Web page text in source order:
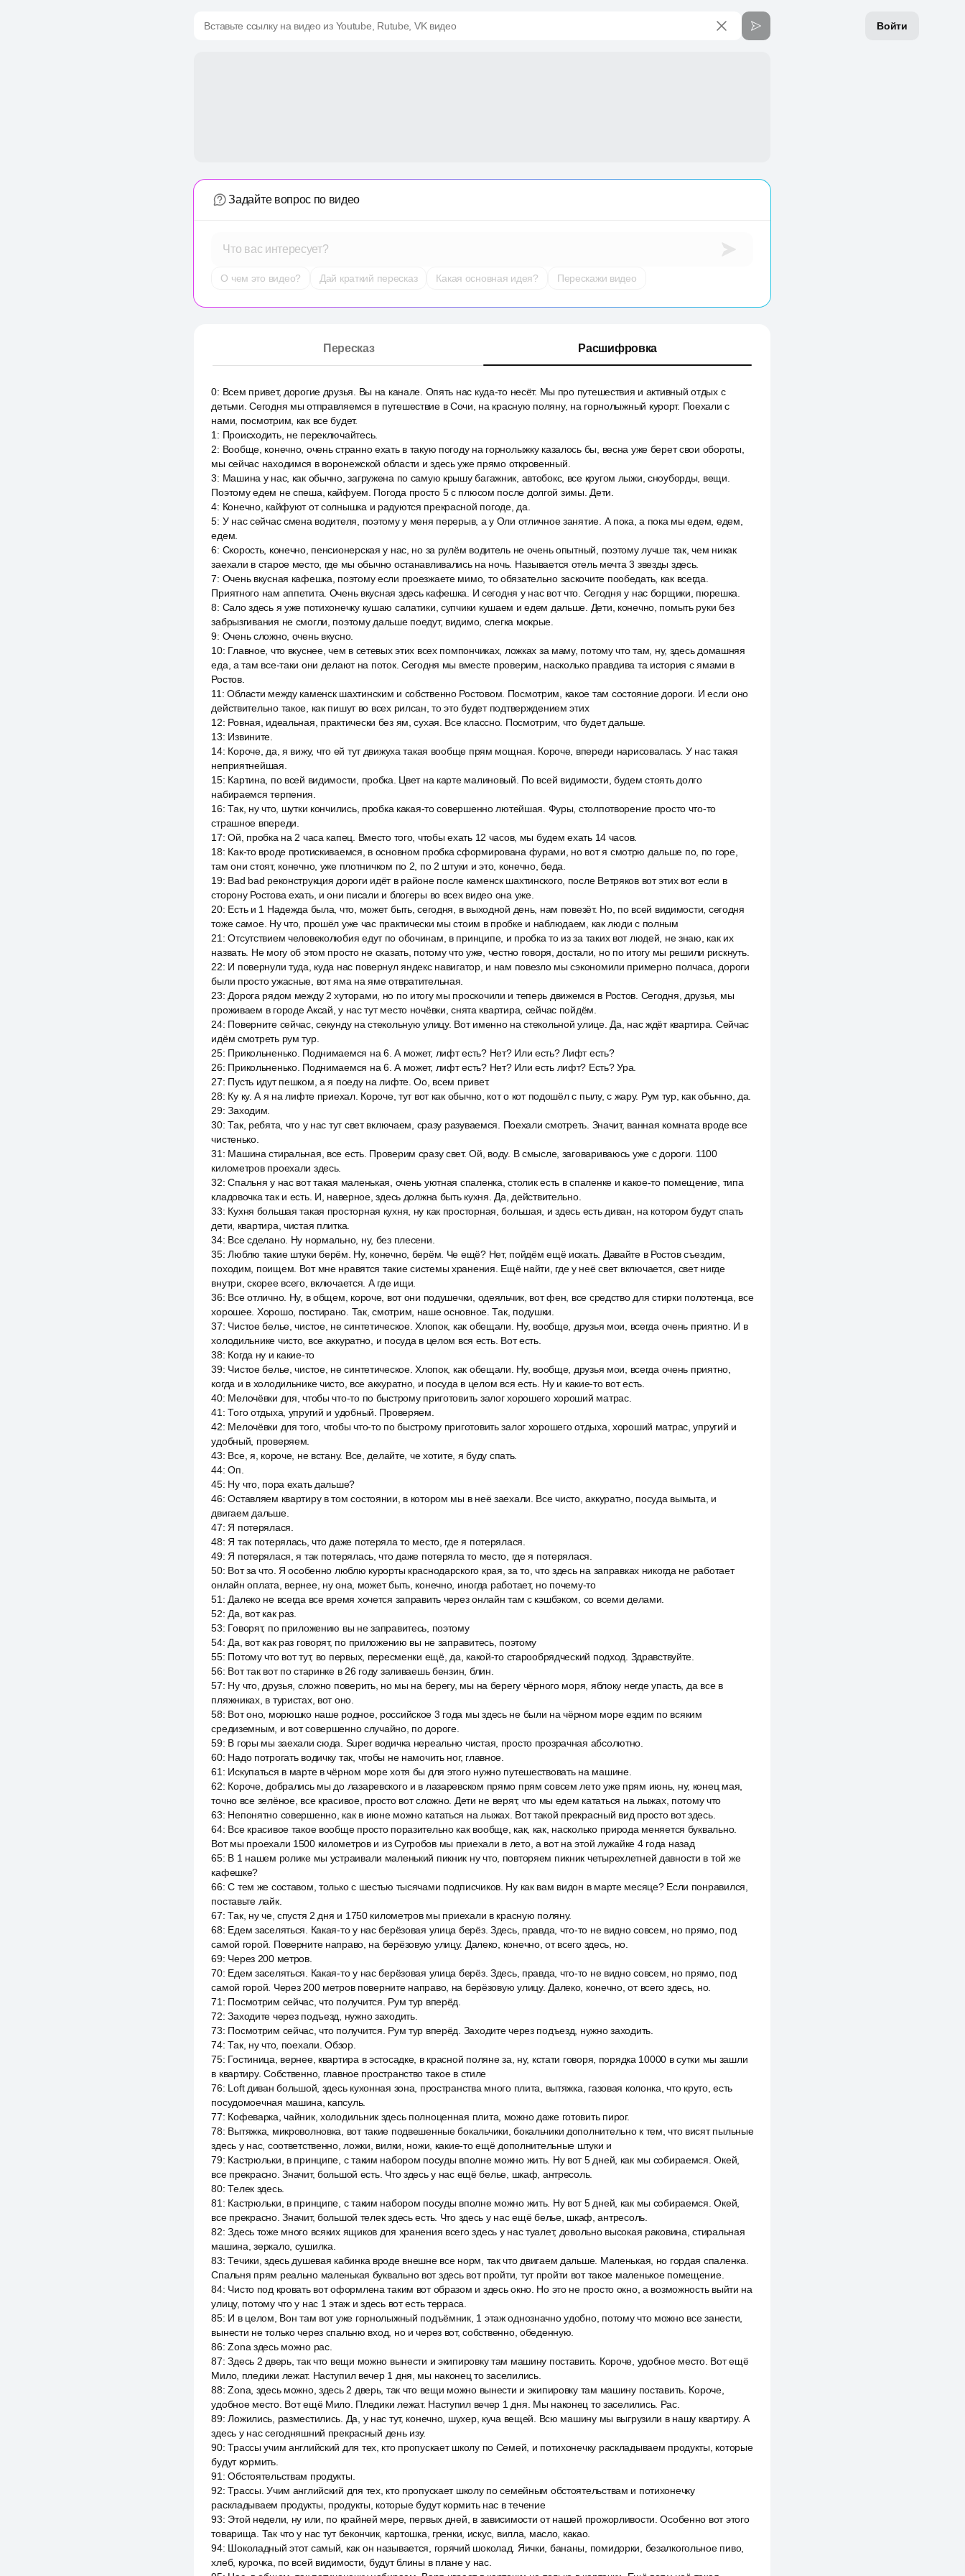
Войти
Вставьте ссылку на видео из Youtube, Rutube, VK видео
Задайте вопрос по видео
Что вас интересует?
О чем это видео? Дай краткий пересказ Какая основная идея? Перескажи видео
Пересказ Расшифровка
0: Всем привет, дорогие друзья. Вы на канале. Опять нас куда-то несёт. Мы про путешествия и активный отдых с
детьми. Сегодня мы отправляемся в путешествие в Сочи, на красную поляну, на горнолыжный курорт. Поехали с
нами, посмотрим, как все будет.
1 : Происходить, не переключайтесь.
2: Вообще, конечно, очень странно ехать в такую погоду на горнолыжку казалось бы, весна уже берет свои обороты,
мы сейчас находимся в воронежской области и здесь уже прямо откровенный.
3: Машина у нас, как обычно, загружена по самую крышу багажник, автобокс, все кругом лыжи, сноуборды, вещи.
Поэтому едем не спеша, кайфуем. Погода просто 5 с плюсом после долгой зимы. Дети.
4: Конечно, кайфуют от солнышка и радуются прекрасной погоде, да.
5: У нас сейчас смена водителя, поэтому у меня перерыв, а у Оли отличное занятие. А пока, а пока мы едем, едем,
едем.
6: Скорость, конечно, пенсионерская у нас, но за рулём водитель не очень опытный, поэтому лучше так, чем никак
заехали в старое место, где мы обычно останавливались на ночь. Называется отель мечта 3 звезды здесь.
7: Очень вкусная кафешка, поэтому если проезжаете мимо, то обязательно заскочите пообедать, как всегда.
Приятного нам аппетита. Очень вкусная здесь кафешка. И сегодня у нас вот что. Сегодня у нас борщики, пюрешка.
8: Сало здесь я уже потихонечку кушаю салатики, супчики кушаем и едем дальше. Дети, конечно, помыть руки без
забрызгивания не смогли, поэтому дальше поедут, видимо, слегка мокрые.
9: Очень сложно, очень вкусно.
10: Главное, что вкуснее, чем в сетевых этих всех помпончиках, ложках за маму, потому что там, ну, здесь домашняя
еда, а там все-таки они делают на поток. Сегодня мы вместе проверим, насколько правдива та история с ямами в
Ростов.
11 :Области между каменск шахтинским и собственно Ростовом. Посмотрим, какое там состояние дороги. И если оно
действительно такое, как пишут во всех рилсан, то это будет подтверждением этих
12: Ровная, идеальная, практически без ям, сухая. Все классно. Посмотрим, что будет дальше.
13: Извините.
14: Короче, да, я вижу, что ей тут движуха такая вообще прям мощная. Короче, впереди нарисовалась. У нас такая
неприятнейшая.
15: Картина, по всей видимости, пробка. Цвет на карте малиновый. По всей видимости, будем стоять долго
набираемся терпения.
16:Так, ну что, шутки кончились, пробка какая-то совершенно лютейшая. Фуры, столпотворение просто что-то
страшное впереди.
17:Ой, пробка на 2 часа капец. Вместо того, чтобы ехать 12 часов, мы будем ехать 14 часов.
18: Как-то вроде протискиваемся, в основном пробка сформирована фурами, но вот я смотрю дальше по, по горе,
там они стоят, конечно, уже плотничком по 2, по 2 штуки и это, конечно, беда.
19: Bad bad реконструкция дороги идёт в районе после каменск шахтинского, после Ветряков вот этих вот если в
сторону Ростова ехать, и они писали и блогеры во всех видео она уже.
20: Есть и 1 Надежда была, что, может быть, сегодня, в выходной день, нам повезёт. Но, по всей видимости, сегодня
тоже самое. Ну что, прошёл уже час практически мы стоим в пробке и наблюдаем, как люди с полным
21 :Отсутствием человеколюбия едут по обочинам, в принципе, и пробка то из за таких вот людей, не знаю, как их
назвать. Не могу об этом просто не сказать, потому что уже, честно говоря, достали, но по итогу мы решили рискнуть.
22: И повернули туда, куда нас повернул яндекс навигатор, и нам повезло мы сэкономили примерно полчаса, дороги
были просто ужасные, вот яма на яме отвратительная.
23: Дорога рядом между 2 хуторами, но по итогу мы проскочили и теперь движемся в Ростов. Сегодня, друзья, мы
проживаем в городе Аксай, у нас тут место ночёвки, снята квартира, сейчас пойдём.
24: Поверните сейчас, секунду на стекольную улицу. Вот именно на стекольной улице. Да, нас ждёт квартира. Сейчас
идём смотреть рум тур.
25: Прикольненько. Поднимаемся на 6. А может, лифт есть? Нет? Или есть? Лифт есть?
26: Прикольненько. Поднимаемся на 6. А может, лифт есть? Нет? Или есть лифт? Есть? Ура.
27: Пусть идут пешком, а я поеду на лифте. Оо, всем привет.
28: Ку ку. А я на лифте приехал. Короче, тут вот как обычно, кот о кот подошёл с пылу, с жару. Рум тур, как обычно, да.
29:Заходим.
30:Так, ребята, что у нас тут свет включаем, сразу разуваемся. Поехали смотреть. Значит, ванная комната вроде все
чистенько.
31 : Машина стиральная, все есть. Проверим сразу свет. Ой, воду. В смысле, заговариваюсь уже с дороги. 1100
километров проехали здесь.
32:Спальня у нас вот такая маленькая, очень уютная спаленка, столик есть в спаленке и какое-то помещение, типа
кладовочка так и есть. И, наверное, здесь должна быть кухня. Да, действительно.
33: Кухня большая такая просторная кухня, ну как просторная, большая, и здесь есть диван, на котором будут спать
дети, квартира, чистая плитка.
34: Все сделано. Ну нормально, ну, без плесени.
35:Люблю такие штуки берём. Ну, конечно, берём. Че ещё? Нет, пойдём ещё искать. Давайте в Ростов съездим,
походим, поищем. Вот мне нравятся такие системы хранения. Ещё найти, где у неё свет включается, свет нигде
внутри, скорее всего, включается. А где ищи.
36: Все отлично. Ну, в общем, короче, вот они подушечки, одеяльчик, вот фен, все средство для стирки полотенца, все
хорошее. Хорошо, постирано. Так, смотрим, наше основное. Так, подушки.
37: Чистое белье, чистое, не синтетическое. Хлопок, как обещали. Ну, вообще, друзья мои, всегда очень приятно. И в
холодильнике чисто, все аккуратно, и посуда в целом вся есть. Вот есть.
38: Когда ну и какие-то
39: Чистое белье, чистое, не синтетическое. Хлопок, как обещали. Ну, вообще, друзья мои, всегда очень приятно,
когда и в холодильнике чисто, все аккуратно, и посуда в целом вся есть. Ну и какие-то вот есть.
40: Мелочёвки для, чтобы что-то по быстрому приготовить залог хорошего хороший матрас.
41 :Того отдыха, упругий и удобный. Проверяем.
42: Мелочёвки для того, чтобы что-то по быстрому приготовить залог хорошего отдыха, хороший матрас, упругий и
удобный, проверяем.
43: Все, я, короче, не встану. Все, делайте, че хотите, я буду спать.
44:Оп.
45: Ну что, пора ехать дальше?
46:Оставляем квартиру в том состоянии, в котором мы в неё заехали. Все чисто, аккуратно, посуда вымыта, и
двигаем дальше.
47: Я потерялася.
48: Я так потерялась, что даже потеряла то место, где я потерялася.
49: Я потерялася, я так потерялась, что даже потеряла то место, где я потерялася.
50: Вот за что. Я особенно люблю курорты краснодарского края, за то, что здесь на заправках никогда не работает
онлайн оплата, вернее, ну она, может быть, конечно, иногда работает, но почему-то
51 : Далеко не всегда все время хочется заправить через онлайн там с кэшбэком, со всеми делами.
52: Да, вот как раз.
53: Говорят, по приложению вы не заправитесь, поэтому
54: Да, вот как раз говорят, по приложению вы не заправитесь, поэтому
55: Потому что вот тут, во первых, пересменки ещё, да, какой-то старообрядческий подход. Здравствуйте.
56: Вот так вот по старинке в 26 году заливаешь бензин, блин.
57: Ну что, друзья, сложно поверить, но мы на берегу, мы на берегу чёрного моря, яблоку негде упасть, да все в
пляжниках, в туристах, вот оно.
58: Вот оно, морюшко наше родное, российское 3 года мы здесь не были на чёрном море ездим по всяким
средиземным, и вот совершенно случайно, по дороге.
59: В горы мы заехали сюда. Super водичка нереально чистая, просто прозрачная абсолютно.
60: Надо потрогать водичку так, чтобы не намочить ног, главное.
61 : Искупаться в марте в чёрном море хотя бы для этого нужно путешествовать на машине.
62: Короче, добрались мы до лазаревского и в лазаревском прямо прям совсем лето уже прям июнь, ну, конец мая,
точно все зелёное, все красивое, просто вот сложно. Дети не верят, что мы едем кататься на лыжах, потому что
63: Непонятно совершенно, как в июне можно кататься на лыжах. Вот такой прекрасный вид просто вот здесь.
64: Все красивое такое вообще просто поразительно как вообще, как, как, насколько природа меняется буквально.
Вот мы проехали 1500 километров и из Сугробов мы приехали в лето, а вот на этой лужайке 4 года назад
65: В 1 нашем ролике мы устраивали маленький пикник ну что, повторяем пикник четырехлетней давности в той же
кафешке?
66:С тем же составом, только с шестью тысячами подписчиков. Ну как вам видон в марте месяце? Если понравился,
поставьте лайк.
67:Так, ну че, спустя 2 дня и 1750 километров мы приехали в красную поляну.
68: Едем заселяться. Какая-то у нас берёзовая улица берёз. Здесь, правда, что-то не видно совсем, но прямо, под
самой горой. Поверните направо, на берёзовую улицу. Далеко, конечно, от всего здесь, но.
69: Через 200 метров.
70: Едем заселяться. Какая-то у нас берёзовая улица берёз. Здесь, правда, что-то не видно совсем, но прямо, под
самой горой. Через 200 метров поверните направо, на берёзовую улицу. Далеко, конечно, от всего здесь, но.
71 : Посмотрим сейчас, что получится. Рум тур вперёд.
72:Заходите через подъезд, нужно заходить.
73: Посмотрим сейчас, что получится. Рум тур вперёд. Заходите через подъезд, нужно заходить.
74:Так, ну что, поехали. Обзор.
75: Гостиница, вернее, квартира в эстосадке, в красной поляне за, ну, кстати говоря, порядка 10000 в сутки мы зашли
в квартиру. Собственно, главное пространство такое в стиле
76: Loft диван большой, здесь кухонная зона, пространства много плита, вытяжка, газовая колонка, что круто, есть
посудомоечная машина, капсуль.
77: Кофеварка, чайник, холодильник здесь полноценная плита, можно даже готовить пирог.
78: Вытяжка, микроволновка, вот такие подвешенные бокальчики, бокальчики дополнительно к тем, что висят пыльные
здесь у нас, соответственно, ложки, вилки, ножи, какие-то ещё дополнительные штуки и
79: Кастрюльки, в принципе, с таким набором посуды вполне можно жить. Ну вот 5 дней, как мы собираемся. Окей,
все прекрасно. Значит, большой есть. Что здесь у нас ещё белье, шкаф, антресоль.
80:Телек здесь.
81 : Кастрюльки, в принципе, с таким набором посуды вполне можно жить. Ну вот 5 дней, как мы собираемся. Окей,
все прекрасно. Значит, большой телек здесь есть. Что здесь у нас ещё белье, шкаф, антресоль.
82:Здесь тоже много всяких ящиков для хранения всего здесь у нас туалет, довольно высокая раковина, стиральная
машина, зеркало, сушилка.
83:Течики, здесь душевая кабинка вроде внешне все норм, так что двигаем дальше. Маленькая, но гордая спаленка.
Спальня прям реально маленькая буквально вот здесь вот пройти, тут пройти вот такое маленькое помещение.
84: Чисто под кровать вот оформлена таким вот образом и здесь окно. Но это не просто окно, а возможность выйти на
улицу, потому что у нас 1 этаж и здесь вот есть терраса.
85: И в целом, Вон там вот уже горнолыжный подъёмник, 1 этаж однозначно удобно, потому что можно все занести,
вынести не только через спальню вход, но и через вот, собственно, обеденную.
86:Zona здесь можно рас.
87:Здесь 2 дверь, так что вещи можно вынести и экипировку там машину поставить. Короче, удобное место. Вот ещё
Мило, пледики лежат. Наступил вечер 1 дня, мы наконец то заселились.
88:Zona, здесь можно, здесь 2 дверь, так что вещи можно вынести и экипировку там машину поставить. Короче,
удобное место. Вот ещё Мило. Пледики лежат. Наступил вечер 1 дня. Мы наконец то заселились. Рас.
89:Ложились, разместились. Да, у нас тут, конечно, шухер, куча вещей. Всю машину мы выгрузили в нашу квартиру. А
здесь у нас сегодняшний прекрасный день изу.
90:Трассы учим английский для тех, кто пропускает школу по Семей, и потихонечку раскладываем продукты, которые
будут кормить.
91 :Обстоятельствам продукты.
92:Трассы. Учим английский для тех, кто пропускает школу по семейным обстоятельствам и потихонечку
раскладываем продукты, продукты, которые будут кормить нас в течение
93: Этой недели, ну или, по крайней мере, первых дней, в зависимости от нашей прожорливости. Особенно вот этого
товарища. Так что у нас тут бекончик, картошка, гренки, искус, вилла, масло, какао.
94: Шоколадный этот самый, как он называется, горячий шоколад. Яички, бананы, помидорки, безалкогольное пиво,
хлеб, курочка, по всей видимости, будут блины в плане у нас.